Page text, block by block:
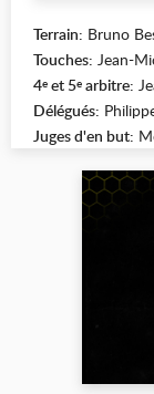
Terrain: Bruno
Touches: Jean-
4e et 5e arbitre:
Délégués:
Juges d'en but: